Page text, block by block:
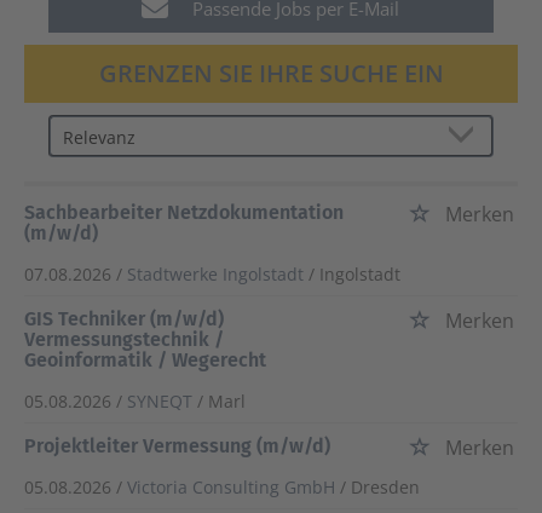
Passende Jobs per E-Mail
GRENZEN SIE IHRE SUCHE EIN
Sachbearbeiter Netzdokumentation
(m/w/d)
Merken
07.08.2026 / Stadtwerke Ingolstadt / Ingolstadt
GIS Techniker (m/w/d)
Vermessungstechnik /
Geoinformatik / Wegerecht
Merken
05.08.2026 / SYNEQT / Marl
Projektleiter Vermessung (m/w/d)
Merken
05.08.2026 / Victoria Consulting GmbH / Dresden